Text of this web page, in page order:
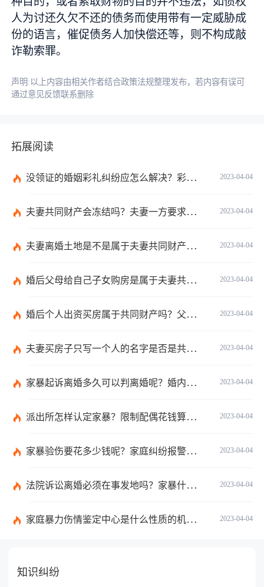
人为讨还久欠不还的债务而使用带有一定威胁成
份的语言，催促债务人加快偿还等，则不构成敲
诈勒索罪。
声明:以上内容由相关作者结合政策法规整理发布，若内容有误可
通过意见反馈联系删除
拓展阅读
2023-04-04
没领证的婚姻彩礼纠纷应怎么解决？彩礼规定不能超过多少在法律上没有明确规定数额吗？
2023-04-04
夫妻共同财产会冻结吗？夫妻一方要求离婚另一方不同意怎么办？
2023-04-04
夫妻离婚土地是不是属于夫妻共同财产？不属于夫妻共同财产的情形有哪些？
2023-04-04
婚后父母给自己子女购房是属于夫妻共同财产吗？婚后父母给自己的钱算共同财产吗？
2023-04-04
婚后个人出资买房属于共同财产吗？父母出钱买房登记子女名字是否所有权？
2023-04-04
夫妻买房子只写一个人的名字是否是共同财产？转移共同财产有哪些防止措施？
2023-04-04
家暴起诉离婚多久可以判离婚呢？婚内家暴起诉离婚会判离吗？
2023-04-04
派出所怎样认定家暴？限制配偶花钱算家暴吗？
2023-04-04
家暴验伤要花多少钱呢？家庭纠纷报警会有记录吗？
2023-04-04
法院诉讼离婚必须在事发地吗？家暴什么程度可以判刑呢？
2023-04-04
家庭暴力伤情鉴定中心是什么性质的机构呢？处理家庭暴力的原则有哪些呢？
知识纠纷